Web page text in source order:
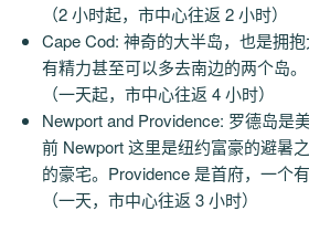
（2 小时起，市中心往返 2 小时）
Cape Cod: 神奇的大半岛，也是拥抱
有精力甚至可以多去南边的两个岛。
（一天起，市中心往返 4 小时）
Newport and Providence: 罗德岛是
前 Newport 这里是纽约富豪的避暑
的豪宅。Providence 是首府，一个有
（一天，市中心往返 3 小时）